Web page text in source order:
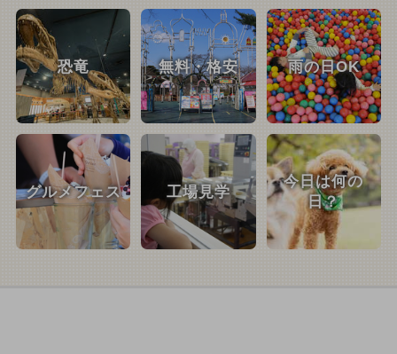
恐竜 無料・格安 雨の日OK
グルメフェス 工場見学
今日は何の
日？